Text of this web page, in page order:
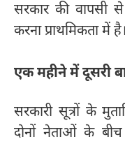
सरकार की वापसी
करना प्राथमिकता में है।
एक महीने में दूसरी
सरकारी सूत्रों के
दोनों नेताओं के बीच